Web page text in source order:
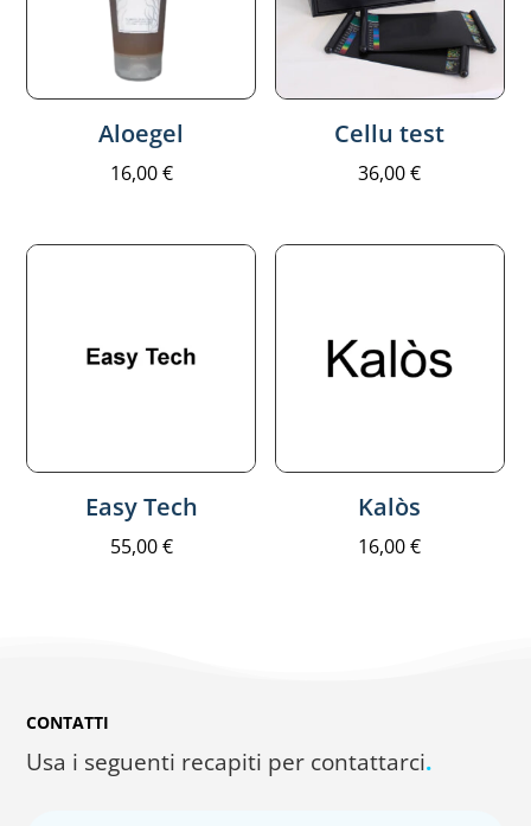
Aloegel
16,00€
Cellu test
36,00€
Easy Tech
55,00€
Kalòs
16,00€
CONTATTI
Usa i seguenti recapiti per contattarci.